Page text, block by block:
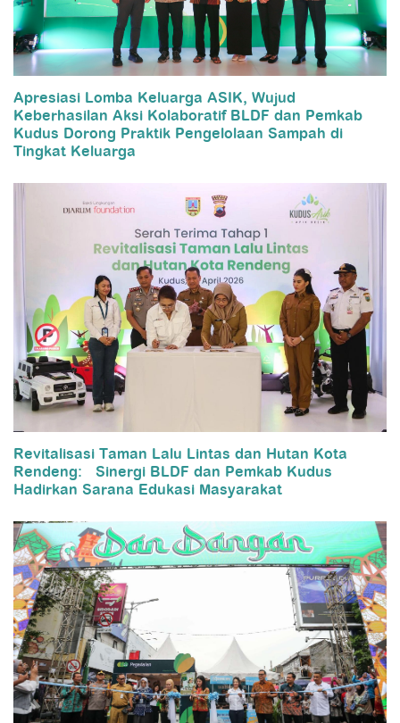
Apresiasi Lomba Keluarga ASIK, Wujud
Keberhasilan Aksi Kolaboratif BLDF dan Pemkab
Kudus Dorong Praktik Pengelolaan Sampah di
Tingkat Keluarga
Revitalisasi Taman Lalu Lintas dan Hutan Kota
Rendeng: Sinergi BLDF dan Pemkab Kudus
Hadirkan Sarana Edukasi Masyarakat